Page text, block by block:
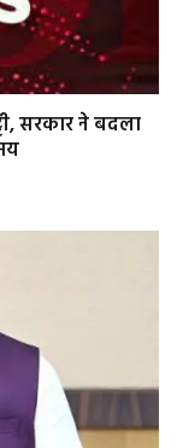
सरकार ने बदला